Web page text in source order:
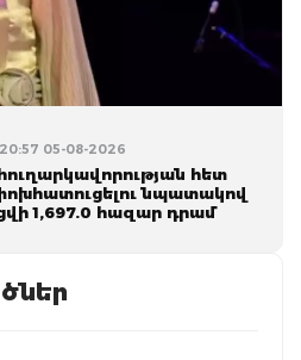
20:57 05-08-2026
հետ
նպատակով
1,697.0 հազար դրամ